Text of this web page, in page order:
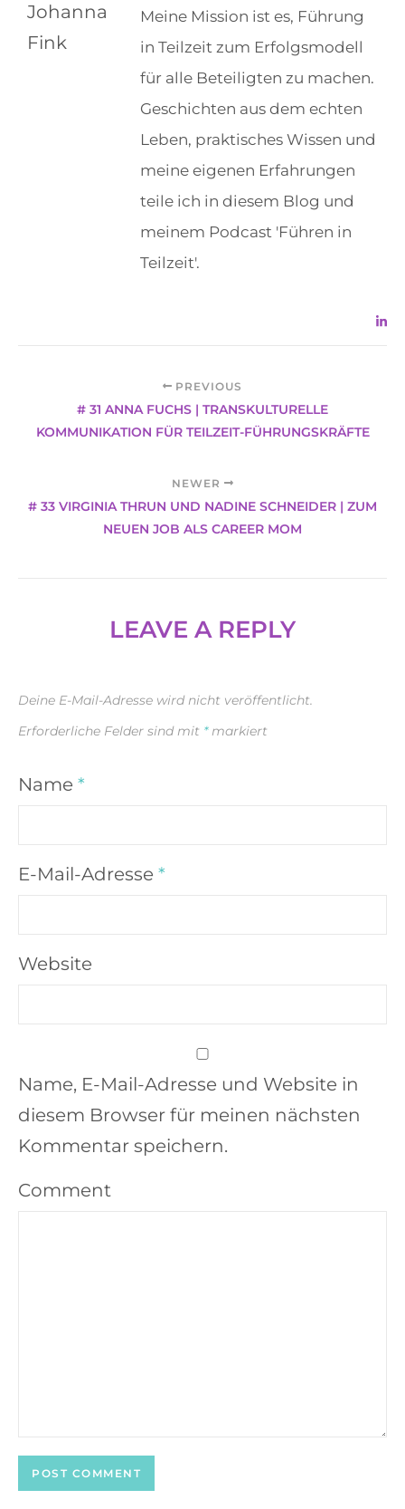
Meine Mission ist es, Führung
in Teilzeit zum Erfolgsmodell
für alle Beteiligten zu machen.
Geschichten aus dem echten
Leben, praktisches Wissen und
meine eigenen Erfahrungen
teile ich in diesem Blog und
meinem Podcast 'Führen in
Teilzeit'.
PREVIOUS
# 31 ANNA FUCHS | TRANSKULTURELLE
KOMMUNIKATION FÜR TEILZEIT-FÜHRUNGSKRÄFTE
NEWER
# 33 VIRGINIA THRUN UND NADINE SCHNEIDER | ZUM
NEUEN JOB ALS CAREER MOM
LEAVE A REPLY
Deine E-Mail-Adresse wird nicht veröffentlicht.
Erforderliche Felder sind mit *markiert
Name *
E-Mail-Adresse *
Website
Name, E-Mail-Adresse und Website in
diesem Browser für meinen nächsten
Kommentar speichern.
Comment